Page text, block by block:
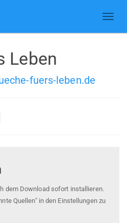
Leben
fuers-leben.de
dem Download sofort installieren.
Quellen" in den Einstellungen zu